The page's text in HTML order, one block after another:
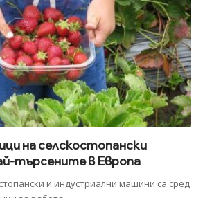
на селскостопански
търсените в Европа
и индустриални машини са сред